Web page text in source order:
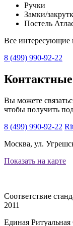
Ручки
Замки/
Постель
Все интересующие
8 (499) 990-92-22
Вы можете
чтобы получить
8 (499) 990-92-22
Москва, ул.
Показать на карте
Соответствие
2011
Единая Ритуальная